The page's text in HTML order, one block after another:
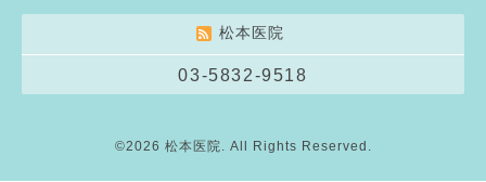
松本医院
03-5832-9518
©2026 松本医院. All Rights Reserved.